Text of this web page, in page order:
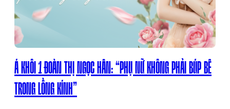
Á KHÔI 1 ĐOÀN THỊ NGỌC HÂN: “PHỤ NỮ KHÔNG PHẢI BÚP BÊ
TRONG LỒNG KÍNH”